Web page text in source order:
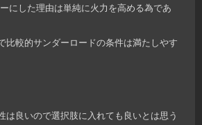
にした理由は単純に火力を高める為であ
比較的サンダーロードの条件は満たしやす
は良いので選択肢に入れても良いとは思う